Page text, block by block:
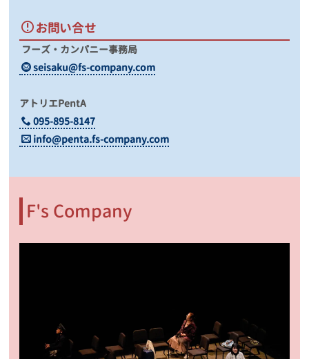
お問い合せ
フーズ・カンパニー事務局
seisaku@fs-company.com
アトリエPentA
095-895-8147
info@penta.fs-company.com
F's Company